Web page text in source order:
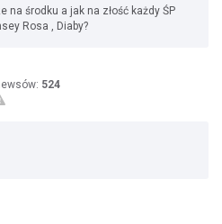
na środku a jak na złość każdy ŚP
Rosa , Diaby?
524